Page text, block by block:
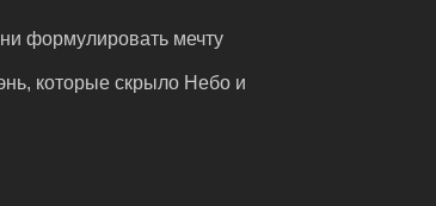
формулировать мечту
которые скрыло Небо и